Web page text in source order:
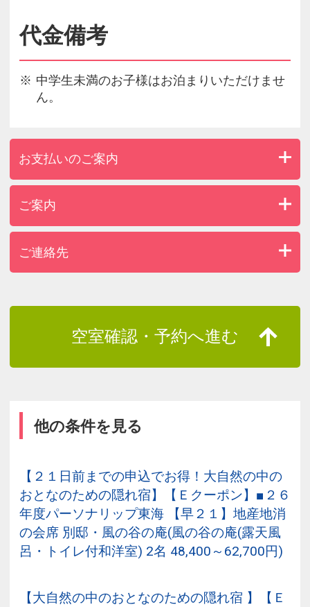
代金備考
中学生未満のお子様はお泊まりいただけませ
ん。
お支払いのご案内
ご案内
ご連絡先
空室確認・予約へ進む
他の条件を見る
【２１日前までの申込でお得！大自然の中の
おとなのための隠れ宿】【Ｅクーポン】■２６
年度パーソナリップ東海 【早２１】地産地消
の会席 別邸・風の谷の庵(風の谷の庵(露天風
呂・トイレ付和洋室) 2名 48,400～62,700円)
【大自然の中のおとなのための隠れ宿 】【Ｅ